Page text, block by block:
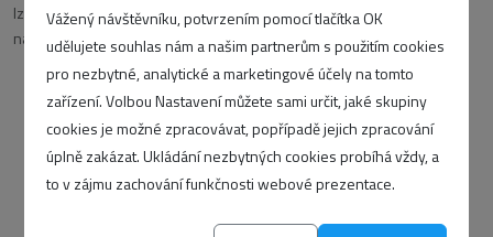
Vážený návštěvníku, potvrzením pomocí tlačítka OK
udělujete souhlas nám a našim partnerům s použitím cookies
pro nezbytné, analytické a marketingové účely na tomto
zařízení. Volbou Nastavení můžete sami určit, jaké skupiny
cookies je možné zpracovávat, popřípadě jejich zpracování
úplně zakázat. Ukládání nezbytných cookies probíhá vždy, a
to v zájmu zachování funkčnosti webové prezentace.
lze na této platformě provozovat ale i e-shop. Ten může sloužit
například jako